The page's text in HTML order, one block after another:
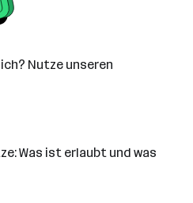
Nutze unseren
Was ist erlaubt und was